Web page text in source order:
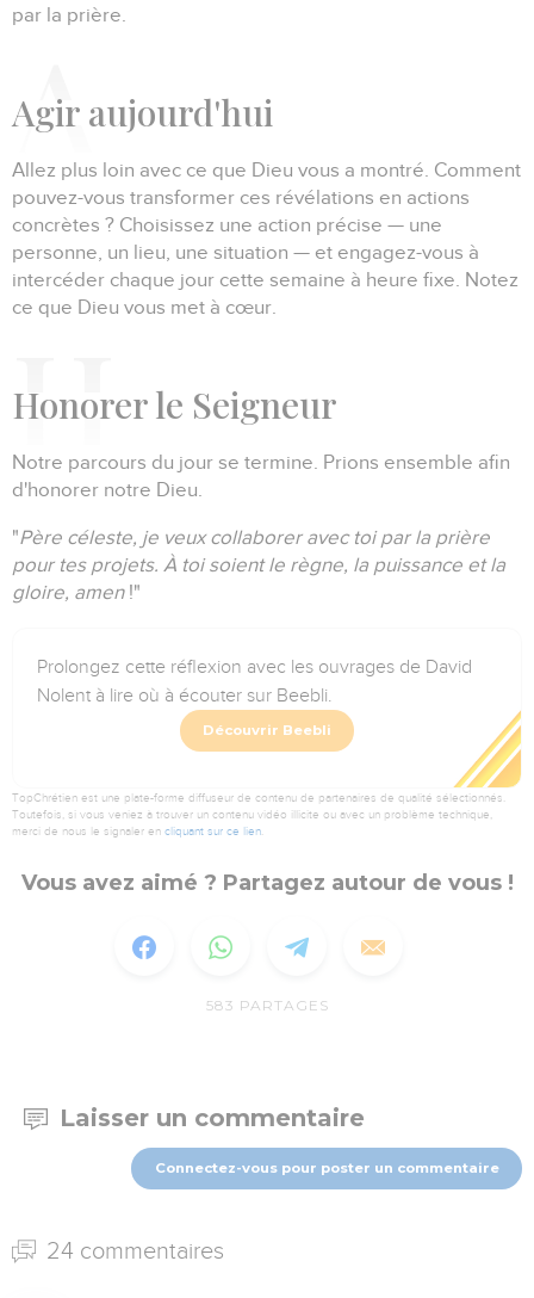
par la prière.
Agir aujourd'hui
Allez plus loin avec ce que Dieu vous a montré. Comment
pouvez-vous transformer ces révélations en actions
concrètes ? Choisissez une action précise — une
personne, un lieu, une situation — et engagez-vous à
intercéder chaque jour cette semaine à heure fixe. Notez
ce que Dieu vous met à cœur.
Honorer le Seigneur
Notre parcours du jour se termine. Prions ensemble afin
d'honorer notre Dieu.
"Père céleste, je veux collaborer avec toi par la prière
pour tes projets. À toi soient le règne, la puissance et la
gloire, amen !"
Prolongez cette réflexion avec les ouvrages de David
Nolent à lire où à écouter sur Beebli.
Découvrir Beebli
TopChrétien est une plate-forme diffuseur de contenu de partenaires de qualité sélectionnés.
Toutefois, si vous veniez à trouver un contenu vidéo illicite ou avec un problème technique,
merci de nous le signaler en cliquant sur ce lien.
Vous avez aimé ? Partagez autour de vous !
583 PARTAGES
Laisser un commentaire
Connectez-vous pour poster un commentaire
24 commentaires